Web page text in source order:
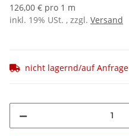
126,00 € pro 1 m
inkl. 19% USt. , zzgl. Versand
nicht lagernd/auf Anfrage